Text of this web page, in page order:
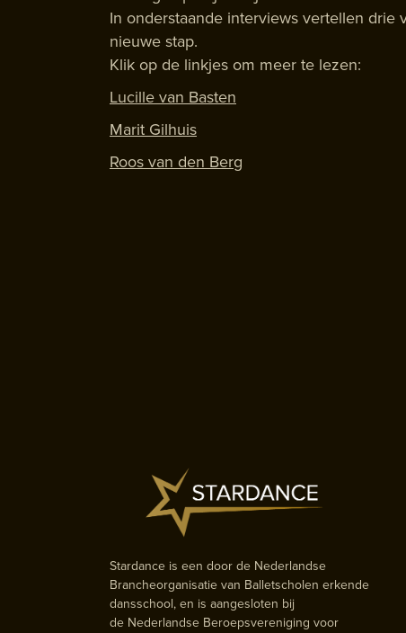
In onderstaande interviews vertellen
nieuwe stap.
Klik op de linkjes om meer te lezen:
Lucille van Basten
Marit Gilhuis
Roos van den Berg
Stardance is een door de Nederlandse
Brancheorganisatie van Balletscholen erkende
dansschool, en is aangesloten bij
de Nederlandse Beroepsvereniging voor